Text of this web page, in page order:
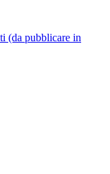
(da pubblicare in